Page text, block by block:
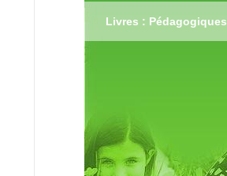
Livres : Pédagogiques